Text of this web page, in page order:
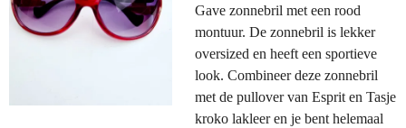
Gave zonnebril met een rood
montuur. De zonnebril is lekker
oversized en heeft een sportieve
look. Combineer deze zonnebril
met de pullover van Esprit en Tasje
kroko lakleer en je bent helemaal